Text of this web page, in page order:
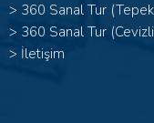
> 360 Sanal Tur
> 360 Sanal Tur
> İletişim